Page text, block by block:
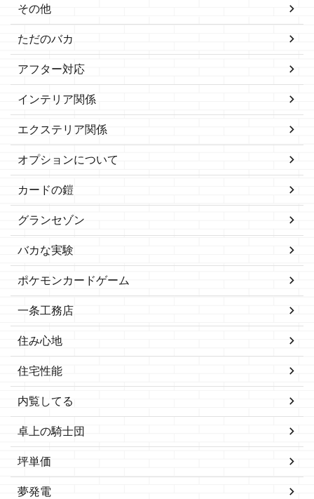
その他
ただのバカ
アフター対応
インテリア関係
エクステリア関係
オプションについて
カードの鎧
グランセゾン
バカな実験
ポケモンカードゲーム
一条工務店
住み心地
住宅性能
内覧してる
卓上の騎士団
坪単価
夢発電